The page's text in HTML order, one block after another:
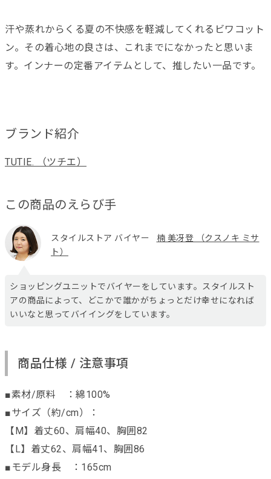
汗や蒸れからくる夏の不快感を軽減してくれるビワコット
ン。その着心地の良さは、これまでになかったと思いま
す。インナーの定番アイテムとして、推したい一品です。
ブランド紹介
TUTIE. （ツチエ）
この商品のえらび手
スタイルストア バイヤー
楠 美冴登 （クスノキ ミサ
ト）
ショッピングユニットでバイヤーをしています。スタイルスト
アの商品によって、どこかで誰かがちょっとだけ幸せになれば
いいなと思ってバイイングをしています。
商品仕様 / 注意事項
■素材/原料 ：綿100%
■サイズ（約/cm）：
【M】着丈60、肩幅40、胸囲82
【L】着丈62、肩幅41、胸囲86
■モデル身長 ：165cm